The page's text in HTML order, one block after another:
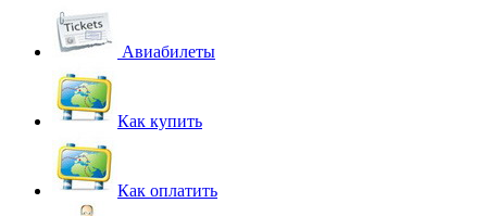
Авиабилеты
Как купить
Как оплатить